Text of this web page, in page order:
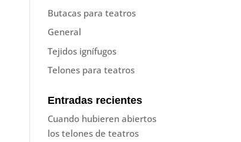
Butacas para teatros
General
Tejidos ignífugos
Telones para teatros
Entradas recientes
Cuando hubieren abiertos
los telones de teatros